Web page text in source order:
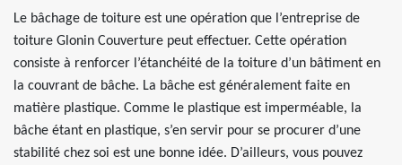
Le bâchage de toiture est une opération que l’entreprise de
toiture Glonin Couverture peut effectuer. Cette opération
consiste à renforcer l’étanchéité de la toiture d’un bâtiment en
la couvrant de bâche. La bâche est généralement faite en
matière plastique. Comme le plastique est imperméable, la
bâche étant en plastique, s’en servir pour se procurer d’une
stabilité chez soi est une bonne idée. D’ailleurs, vous pouvez